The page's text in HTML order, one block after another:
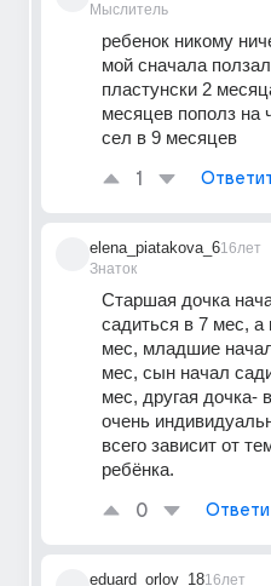
Мыслитель
ребенок никому
мой сначала
пластунски 2
месяцев пополз на
сел в 9 месяцев
1
elena_piatakova_6
Знаток
16лет
Старшая дочка
садиться в 7 мес, а
мес, младшие
мес, сын начал
мес, другая дочка-
очень
всего зависит от
ребёнка.
0
eduard_orlov_1816лет